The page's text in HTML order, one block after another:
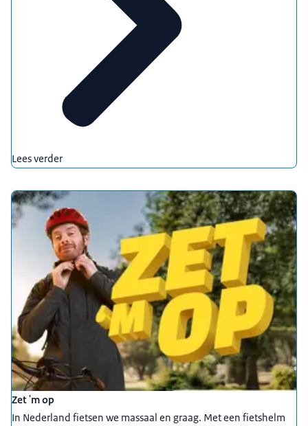
Lees verder
Zet 'm op
In Nederland fietsen we massaal en graag. Met een fietshelm